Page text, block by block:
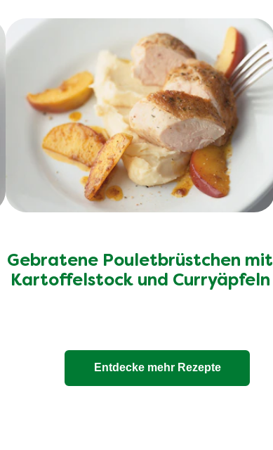
Gebratene Pouletbrüstchen mit
Kartoffelstock und Curryäpfeln
Entdecke mehr Rezepte